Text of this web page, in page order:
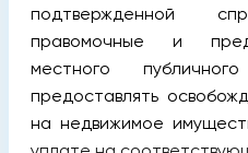
подтвержденной
правомочные и
местного
предоставлять
на недвижимое